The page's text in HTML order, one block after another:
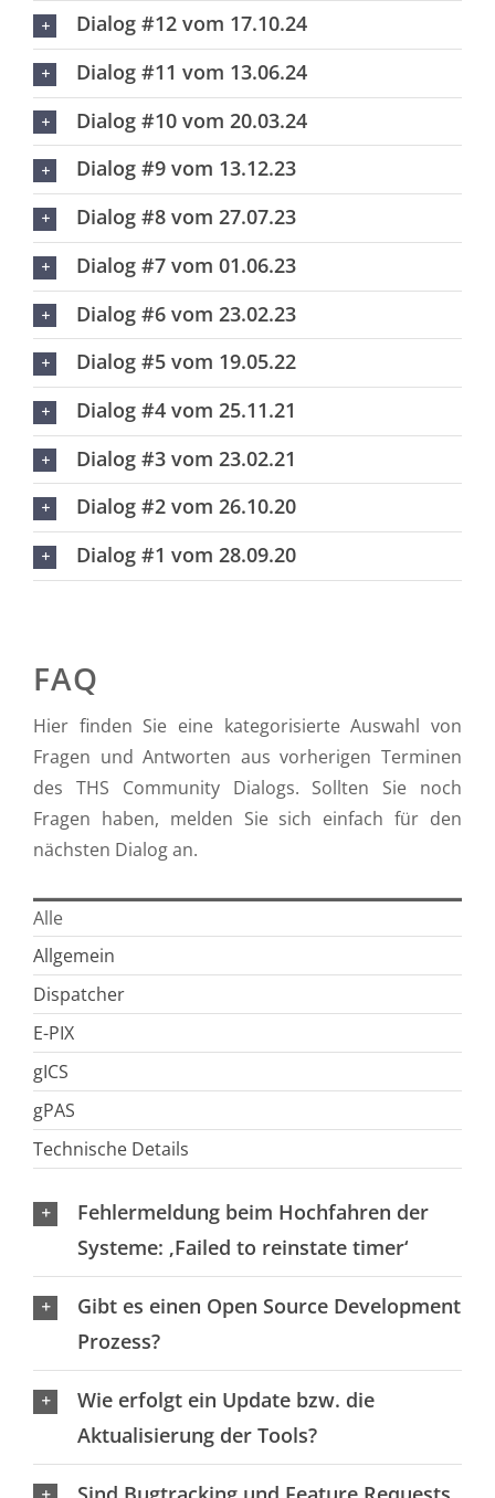
Dialog #12 vom 17.10.24
Dialog #11 vom 13.06.24
Dialog #10 vom 20.03.24
Dialog #9 vom 13.12.23
Dialog #8 vom 27.07.23
Dialog #7 vom 01.06.23
Dialog #6 vom 23.02.23
Dialog #5 vom 19.05.22
Dialog #4 vom 25.11.21
Dialog #3 vom 23.02.21
Dialog #2 vom 26.10.20
Dialog #1 vom 28.09.20
FAQ
Hier finden Sie eine kategorisierte Auswahl von
Fragen und Antworten aus vorherigen Terminen
des THS Community Dialogs. Sollten Sie noch
Fragen haben, melden Sie sich einfach für den
nächsten Dialog an.
Alle
Allgemein
Dispatcher
E-PIX
gICS
gPAS
Technische Details
Fehlermeldung beim Hochfahren der
Systeme: ‚Failed to reinstate timer‘
Gibt es einen Open Source Development
Prozess?
Wie erfolgt ein Update bzw. die
Aktualisierung der Tools?